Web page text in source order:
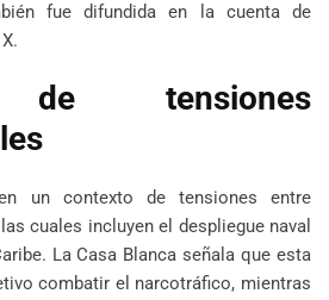
fue difundida en la cuenta de
de tensiones
un contexto de tensiones entre
cuales incluyen el despliegue naval
La Casa Blanca señala que esta
combatir el narcotráfico, mientras